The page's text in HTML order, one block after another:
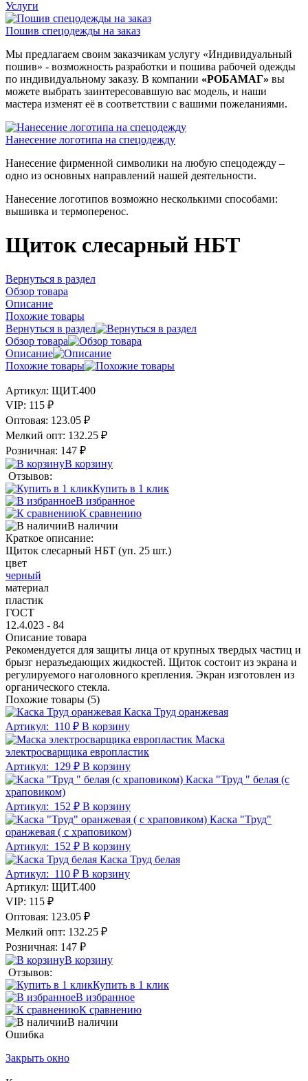
Услуги
Пошив спецодежды на заказ
Мы предлагаем своим заказчикам услугу «Индивидуальный
пошив» - возможность разработки и пошива рабочей одежды
по индивидуальному заказу. В компании «РОБАМАГ» вы
можете выбрать заинтересовавшую вас модель, и наши
мастера изменят её в соответствии с вашими пожеланиями.
Нанесение логотипа на спецодежду
Нанесение фирменной символики на любую спецодежду –
одно из основных направлений нашей деятельности.
Нанесение логотипов возможно несколькими способами:
вышивка и термоперенос.
Щиток слесарный НБТ
Вернуться в раздел
Обзор товара
Описание
Похожие товары
Вернуться в раздел
Обзор товара
Описание
Похожие товары
Артикул: ЩИТ.400
VIP: 115 ₽
Оптовая: 123.05 ₽
Мелкий опт: 132.25 ₽
Розничная: 147 ₽
В корзину
Отзывов:
Купить в 1 клик
В избранное
К сравнению
В наличии
Краткое описание:
Щиток слесарный НБТ (уп. 25 шт.)
цвет
черный
материал
пластик
ГОСТ
12.4.023 - 84
Описание товара
Рекомендуется для защиты лица от крупных твердых частиц и
брызг неразъедающих жидкостей. Щиток состоит из экрана и
регулируемого наголовного крепления. Экран изготовлен из
органического стекла.
Похожие товары (5)
Каска Труд оранжевая
Артикул: 110 ₽ В корзину
Маска
электросварщика европластик
Артикул: 129 ₽ В корзину
Каска "Труд " белая (с
храповиком)
Артикул: 152 ₽ В корзину
Каска "Труд"
оранжевая ( с храповиком)
Артикул: 152 ₽ В корзину
Каска Труд белая
Артикул: 110 ₽ В корзину
Артикул: ЩИТ.400
VIP: 115 ₽
Оптовая: 123.05 ₽
Мелкий опт: 132.25 ₽
Розничная: 147 ₽
В корзину
Отзывов:
Купить в 1 клик
В избранное
К сравнению
В наличии
Ошибка
Закрыть окно